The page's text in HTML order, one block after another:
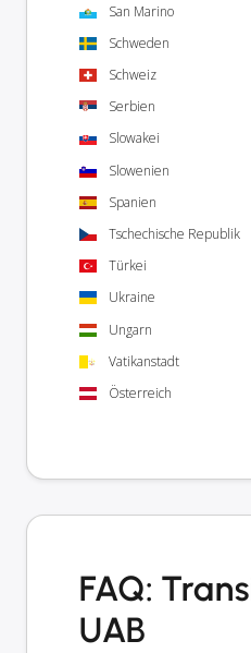
San Marino
Schweden
Schweiz
Serbien
Slowakei
Slowenien
Spanien
Tschechische Republik
Türkei
Ukraine
Ungarn
Vatikanstadt
Österreich
FAQ:
UAB